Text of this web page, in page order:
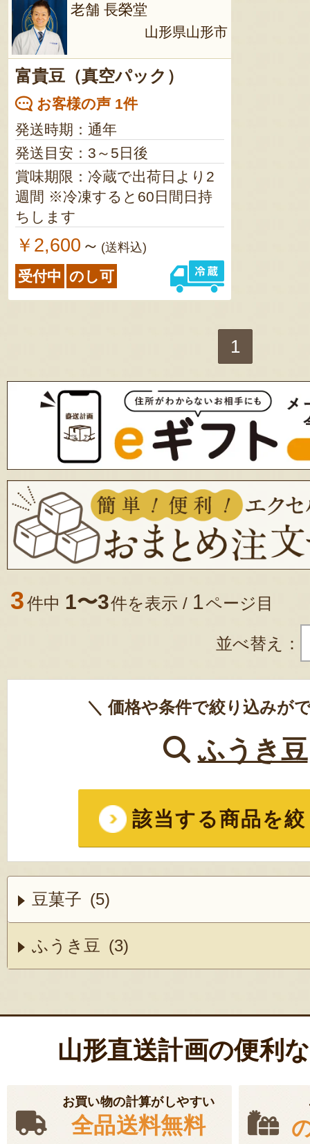
老舗 長榮堂
山形県山形市
富貴豆（真空パック）
お客様の声 1件
発送時期：通年
発送目安：3～5日後
賞味期限：冷蔵で出荷日より2
週間 ※冷凍すると60日間日持
ちします
￥2,600 ～ (送料込)
受付中 のし可
1
3件中 1〜3件を表示 / 1ページ目
並べ替え：
＼ 価格や条件で絞り込みが
ふうき豆
該当する商品を
豆菓子 (5)
ふうき豆 (3)
山形直送計画の便利
お買い物の計算がしやすい
全品送料無料